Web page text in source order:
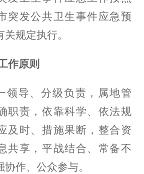
突发公共卫生事件应急预
关规定执行。
作原则
领导、分级负责，属地管
职责，依靠科学、依法规
及时、措施果断，整合资
共享，平战结合、常备不
协作、公众参与。